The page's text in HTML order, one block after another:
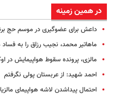
در همین زمینه
داعش برای عضوگیری در موسم حج
ماهاتیر محمد، نجیب رزاق را به
مالزی، پرونده سقوط هواپیمایش در
احمد شهید: از عربستان پولی نگرفتم
احتمال پیداشدن لاشه هواپیمای